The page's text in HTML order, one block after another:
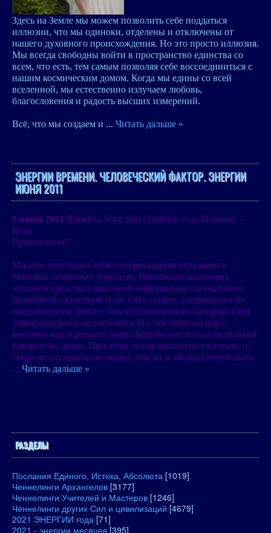
Здесь на Земле мы можем позволить cебе поддаться
иллюзии, что мы одиноки, отделены и отключены от
нашего духовного происхождения. Но это просто иллюзия.
Мы всегда свободны войти в пространство единства со
всем, что есть, тем самым позволяя себе воссоединиться с
нашим космическим домом. Когда мы едины со всей
вселенной, мы естественно излучаем любовь,
благословения и радость высших измерений.
Всё, что мы создаем и ... Читать дальше »
ЭНЕРГИИ ВРЕМЕНИ. ЧЕЛОВЕЧЕСКИЙ ФАКТОР. ЭНЕРГИИ
ИЮНЯ 2011
8 июня 2011 Blandina Soya Shivi Gellrich года Перевод -
Rina
Привет всем!
Многие чувствуют себя сегодня крайне усталыми в
тяжёлых, инертных энергиях. Некоторые наверняка
читали в средствах массовой информации сообщения о
нынешней солнечной буре. Она, скорее, умеренная и не
направлена на Землю. Так что описанный сценарий сбоя
электроэнергии не состоится. Но эти энергии идут,
конечно, как и раньше, через физические тела и оказывают
влияние на души. При этом лучше находиться в покое, и
тогда не служащие на пользу мысли и эмоции могут быть
... Читать дальше »
РАЗДЕЛЫ
Послания Единого, Истока, Абсолюта [1019]
Ченнелинги Архангелов [3177]
Ченнелинги Учителей и Мастеров [1246]
Ченнелинги других Сил и цивилизаций [4679]
2021 ЭНЕРГИИ года [71]
2021 - энергии месяцев [395]